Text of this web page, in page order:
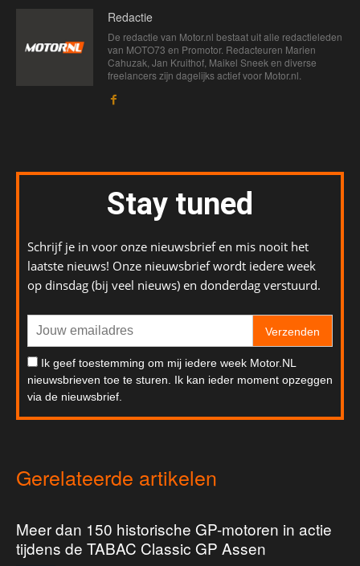
Redactie
De redactie van Motor.nl bestaat uit alle redactieleden
van MOTO73 en Promotor. Redacteuren Marien
Cahuzak, Jan Kruithof, Maikel Sneek en diverse
freelancers zijn dagelijks actief voor Motor.nl.
Stay tuned
Schrijf je in voor onze nieuwsbrief en mis nooit het
laatste nieuws! Onze nieuwsbrief wordt iedere week
op dinsdag (bij veel nieuws) en donderdag verstuurd.
Verzenden
Ik geef toestemming om mij iedere week Motor.NL
nieuwsbrieven toe te sturen. Ik kan ieder moment opzeggen
via de nieuwsbrief.
Gerelateerde artikelen
Meer dan 150 historische GP-motoren in actie
tijdens de TABAC Classic GP Assen